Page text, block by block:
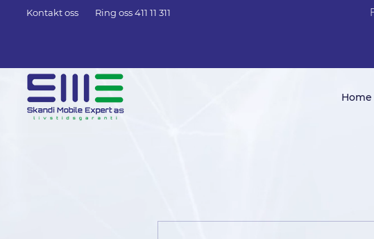
Kontakt oss Ring oss 411 11 311
Home